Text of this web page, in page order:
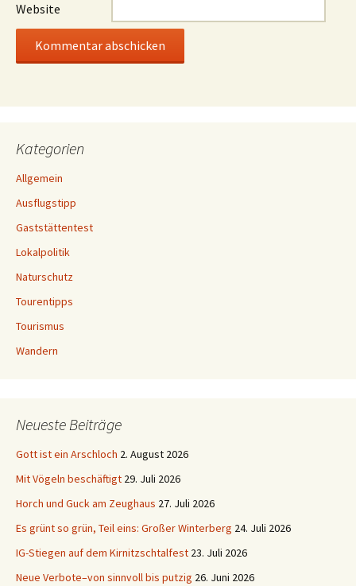
Website
Kategorien
Allgemein
Ausflugstipp
Gaststättentest
Lokalpolitik
Naturschutz
Tourentipps
Tourismus
Wandern
Neueste Beiträge
Gott ist ein Arschloch 2. August 2026
Mit Vögeln beschäftigt 29. Juli 2026
Horch und Guck am Zeughaus 27. Juli 2026
Es grünt so grün, Teil eins: Großer Winterberg 24. Juli 2026
IG-Stiegen auf dem Kirnitzschtalfest 23. Juli 2026
Neue Verbote–von sinnvoll bis putzig 26. Juni 2026